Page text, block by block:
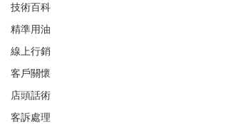
技術百科
精準用油
線上行銷
客戶關懷
店頭話術
客訴處理